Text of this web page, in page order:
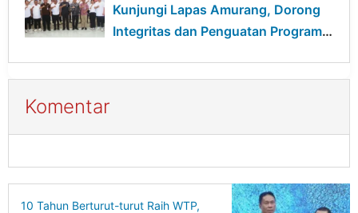
Kunjungi Lapas Amurang, Dorong
Integritas dan Penguatan Program
Komentar
10 Tahun Berturut-turut Raih WTP,